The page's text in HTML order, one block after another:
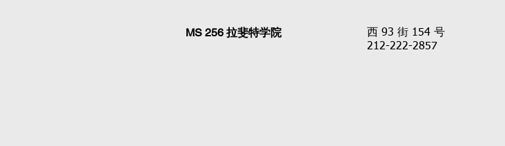
MS 256 拉斐特学院
西 93 街 154 号
212-222-2857